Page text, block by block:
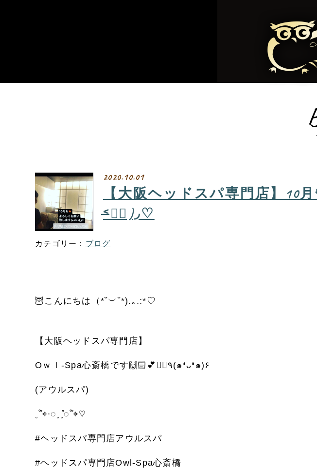
2020.10.01
【大阪ヘッドスパ専門店】10
˂̶๑॓)◞♡
ブログ
🦉 こんにちは（ *˘︶˘*). ｡ .:*♡
【大阪ヘッドスパ専門店】
O ｗｌ -Spa心斎橋です🙌🏻💕💆‍♀️٩(๑ ❛ᴗ❛ ๑) ۶
(アウルスパ)
˳˚̊̊⌖∙◌ ˳˳̊̊̊◌˚̊⌖♡
#ヘッドスパ専門店アウルスパ
#ヘッドスパ専門店Owl-Spa心斎橋